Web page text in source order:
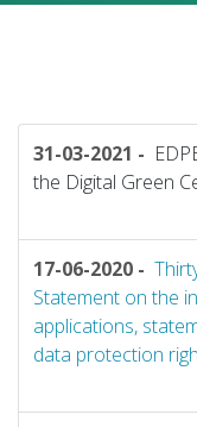
31-03-2021 -
the Digital Green
17-06-2020 -
Statement on the
applications,
data protection